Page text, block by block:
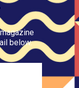
below.